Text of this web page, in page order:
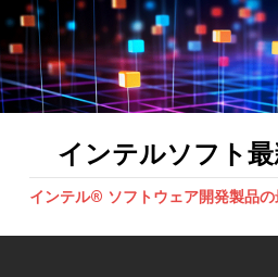
インテルソフト
インテル® ソフトウェア開発製品の